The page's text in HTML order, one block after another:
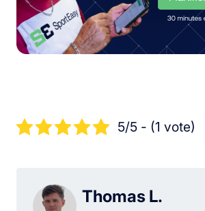
5/5 - (1 vote)
Thomas L.